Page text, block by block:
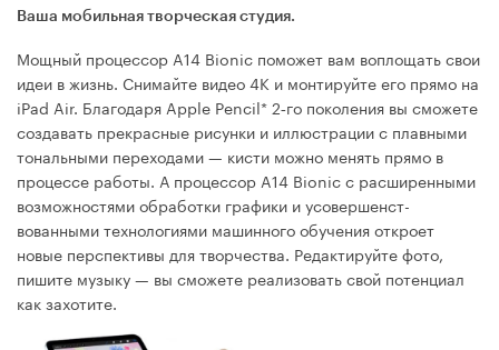
Ваша мобильная творческая студия.
Мощный процессор A14 Bionic поможет вам воплощать свои
идеи в жизнь. Снимайте видео 4K и монтируйте его прямо на
iPad Air. Благодаря Apple Pencil* 2‑го поколения вы сможете
создавать прекрасные рисунки и иллюстрации с плавными
тональными переходами — кисти можно менять прямо в
процессе работы. А процессор A14 Bionic с расширенными
возможностями обработки графики и усовершенст­
вованными технологиями машинного обучения откроет
новые перспективы для творчества. Редактируйте фото,
пишите музыку — вы сможете реализовать свой потенциал
как захотите.